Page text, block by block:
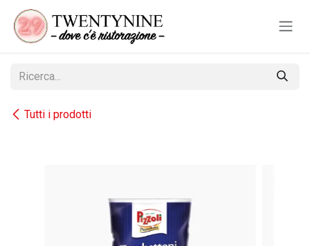
Passa al contenuto
Tutti i prodotti